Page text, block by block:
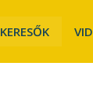
KERESŐK